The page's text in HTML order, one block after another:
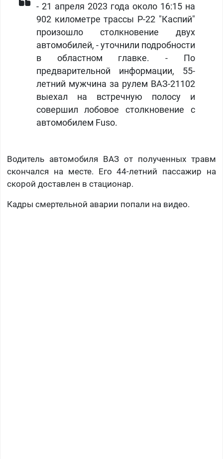
​- 21 апреля 2023 года около 16:15 на
902 километре трассы Р-22 "Каспий"
произошло столкновение двух
автомобилей, - уточнили подробности
в областном главке. - По
предварительной информации, 55-
летний мужчина за рулем ВАЗ-21102
выехал на встречную полосу и
совершил лобовое столкновение с
автомобилем Fuso.
Водитель автомобиля ВАЗ от полученных травм
скончался на месте. Его 44-летний пассажир на
скорой доставлен в стационар.
Кадры смертельной аварии попали на видео.